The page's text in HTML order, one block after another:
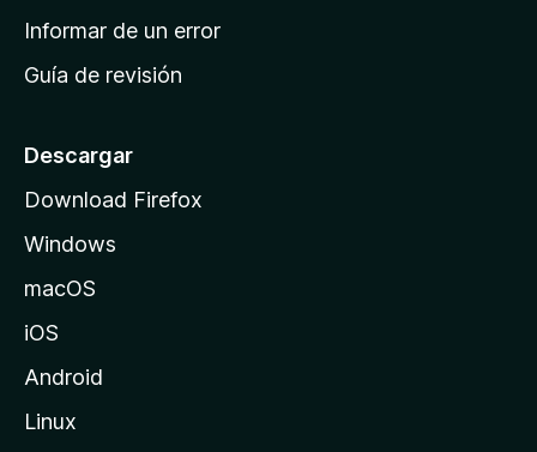
n
c
o
e
M
i
l
Informar de un error
Guía de revisión
Descargar
Download Firefox
Windows
macOS
iOS
Android
Linux